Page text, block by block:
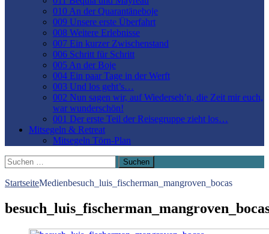
010 An der Quarantäneboje
009 Unsere erste Überfahrt
008 Weitere Erlebnisse
007 Ein kurzer Zwischenstand
006 Schritt für Schritt
005 An der Boje
004 Ein paar Tage in der Werft
003 Und los geht’s…
002 Nun sagen wir, auf Wiederseh’n, die Zeit mir euch,
war wunderschön!
001 Der erste Teil der Reisegruppe zieht los…
Mitsegeln & Retreat
Mitsegeln Törn-Plan
Suchen
nach:
StartseiteMedienbesuch_luis_fischerman_mangroven_bocas